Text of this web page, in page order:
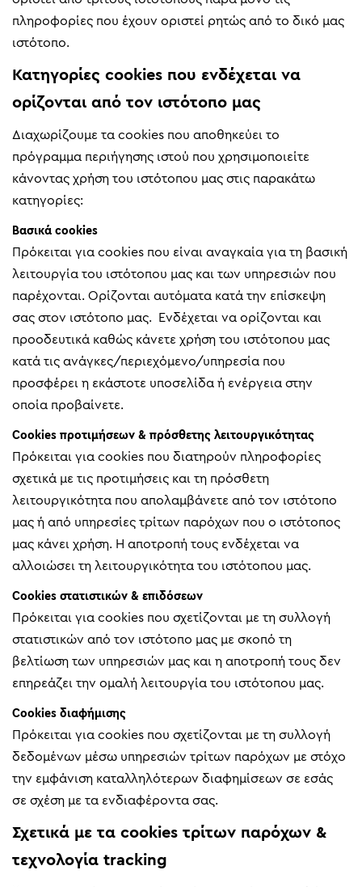
πληροφορίες που έχουν οριστεί ρητώς από το δικό μας
ιστότοπο.
Κατηγορίες cookies που ενδέχεται να
ορίζονται από τον ιστότοπο μας
Διαχωρίζουμε τα cookies που αποθηκεύει το
πρόγραμμα περιήγησης ιστού που χρησιμοποιείτε
κάνοντας χρήση του ιστότοπου μας στις παρακάτω
κατηγορίες:
Βασικά cookies
Πρόκειται για cookies που είναι αναγκαία για τη βασική
λειτουργία του ιστότοπου μας και των υπηρεσιών που
παρέχονται. Ορίζονται αυτόματα κατά την επίσκεψη
σας στον ιστότοπο μας. Ενδέχεται να ορίζονται και
προοδευτικά καθώς κάνετε χρήση του ιστότοπου μας
κατά τις ανάγκες/περιεχόμενο/υπηρεσία που
προσφέρει η εκάστοτε υποσελίδα ή ενέργεια στην
οποία προβαίνετε.
Cookies προτιμήσεων & πρόσθετης λειτουργικότητας
Πρόκειται για cookies που διατηρούν πληροφορίες
σχετικά με τις προτιμήσεις και τη πρόσθετη
λειτουργικότητα που απολαμβάνετε από τον ιστότοπο
μας ή από υπηρεσίες τρίτων παρόχων που ο ιστότοπος
μας κάνει χρήση. Η αποτροπή τους ενδέχεται να
αλλοιώσει τη λειτουργικότητα του ιστότοπου μας.
Cookies στατιστικών & επιδόσεων
Πρόκειται για cookies που σχετίζονται με τη συλλογή
στατιστικών από τον ιστότοπο μας με σκοπό τη
βελτίωση των υπηρεσιών μας και η αποτροπή τους δεν
επηρεάζει την ομαλή λειτουργία του ιστότοπου μας.
Cookies διαφήμισης
Πρόκειται για cookies που σχετίζονται με τη συλλογή
δεδομένων μέσω υπηρεσιών τρίτων παρόχων με στόχο
την εμφάνιση καταλληλότερων διαφημίσεων σε εσάς
σε σχέση με τα ενδιαφέροντα σας.
Σχετικά με τα cookies τρίτων παρόχων &
τεχνολογία tracking